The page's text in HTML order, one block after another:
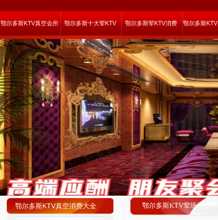
鄂尔多斯KTV真空会所 鄂尔多斯十大荤KTV 鄂尔多斯荤KTV消费 鄂尔多斯
鄂尔多斯KTV荤场消费
鄂尔多斯KTV真空消费大全